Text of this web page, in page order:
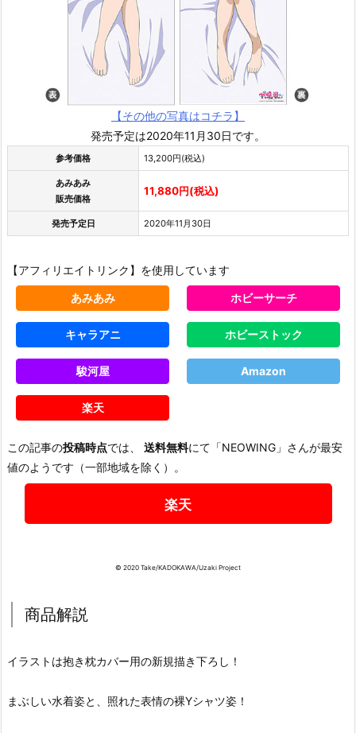
【その他の写真はコチラ】
発売予定は2020年11月30日です。
参考価格 13,200円(税込)
あみあみ
販売価格
11,880円(税込)
発売予定日 2020年11月30日
【アフィリエイトリンク】を使用しています
あみあみ ホビーサーチ
キャラアニ ホビーストック
駿河屋 Amazon
楽天
この記事の投稿時点では、 送料無料にて「NEOWING」さんが最安
値のようです（一部地域を除く）。
楽天
© 2020 Take/KADOKAWA/Uzaki Project
商品解説
イラストは抱き枕カバー用の新規描き下ろし！
まぶしい水着姿と、照れた表情の裸Yシャツ姿！